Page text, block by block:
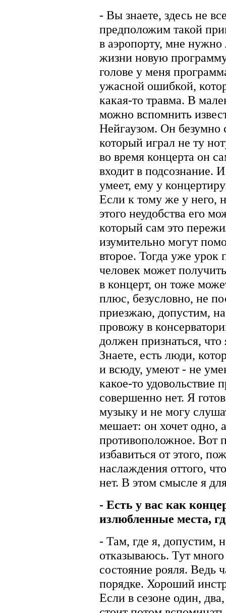
- Вы знаете, здесь не
предположим такой
в аэропорту, мне нужно
жизни новую
голове у меня
ужасной ошибкой,
какая-то травма. В
можно вспомнить
Нейгаузом. Он безумно
который играл не ту
во время концерта он
входит в подсознание.
умеет, ему у
Если к тому же у него,
этого неудобства его
который сам это
изумительно могут
второе. Тогда уже урок
человек может
в концерт, он тоже
плюс, безусловно, не
приезжаю, допустим,
провожу в
должен признаться,
Знаете, есть люди,
и всюду, умеют - не
какое-то удовольствие
совершенно нет. Я
музыку и не могу
мешает: он хочет одно,
противоположное. Вот
избавиться от этого,
наслаждения оттого,
нет. В этом смысле я
- Есть у вас как
излюбленные места,
- Там, где я, допустим,
отказываюсь. Тут
состояние рояля. Ведь
порядке. Хороший
Если в сезоне один,